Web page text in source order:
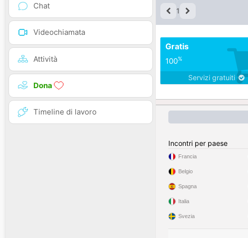
Chat
Videochiamata
Attività
Dona
Timeline di lavoro
1
Gratis
100%
Servizi gratuiti
Incontri per paese
Francia
Belgio
Spagna
Italia
Svezia